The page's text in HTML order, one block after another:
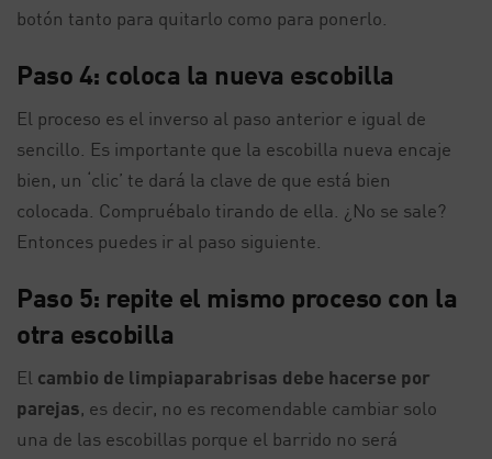
botón tanto para quitarlo como para ponerlo.
Paso 4: coloca la nueva escobilla
El proceso es el inverso al paso anterior e igual de
sencillo. Es importante que la escobilla nueva encaje
bien, un ‘clic’ te dará la clave de que está bien
colocada. Compruébalo tirando de ella. ¿No se sale?
Entonces puedes ir al paso siguiente.
Paso 5: repite el mismo proceso con la
otra escobilla
El cambio de limpiaparabrisas debe hacerse por
parejas, es decir, no es recomendable cambiar solo
una de las escobillas porque el barrido no será